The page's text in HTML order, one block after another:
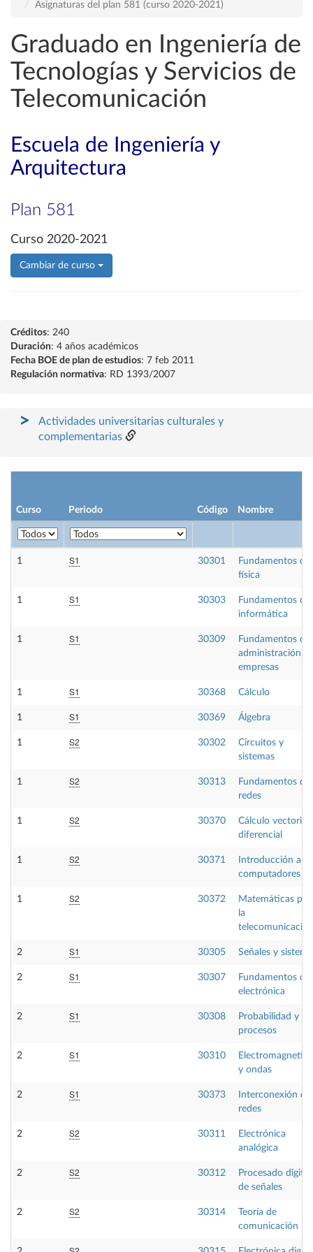
Asignaturas del plan 581 (curso 2020-2021)
Graduado en Ingeniería de
Tecnologías y Servicios de
Telecomunicación
Escuela de Ingeniería y
Arquitectura
Plan 581
Curso 2020-2021
Cambiar de curso
Créditos: 240
Duración: 4 años académicos
Fecha BOE de plan de estudios: 7 feb 2011
Regulación normativa: RD 1393/2007
Actividades universitarias culturales y
complementarias
Curso Periodo Código Nombre
1 S1 30301
Fundamentos de
física
1 S1 30303
Fundamentos de
informática
1 S1 30309
Fundamentos de
administración
empresas
1 S1 30368 Cálculo
1 S1 30369 Álgebra
1 S2 30302
Circuitos y
sistemas
1 S2 30313
Fundamentos de
redes
1 S2 30370
Cálculo vectorial
diferencial
1 S2 30371
Introducción a
computadores
1 S2 30372
Matemáticas
la
telecomunicación
2 S1 30305 Señales y
2 S1 30307
Fundamentos de
electrónica
2 S1 30308
Probabilidad y
procesos
2 S1 30310
y ondas
2 S1 30373
Interconexión de
redes
2 S2 30311
Electrónica
analógica
2 S2 30312
Procesado digital
de señales
2 S2 30314
Teoría de
comunicación